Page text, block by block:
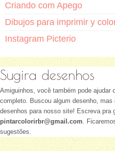
Criando com Apego
Dibujos para imprimir y
Instagram Picterio
Sugira desenhos
Amiguinhos, você também pode ajudar
completo. Buscou algum desenho, mas
desenhos para nosso site! Escreva pra
pintarcolorirbr@gmail.com.
sugestões.